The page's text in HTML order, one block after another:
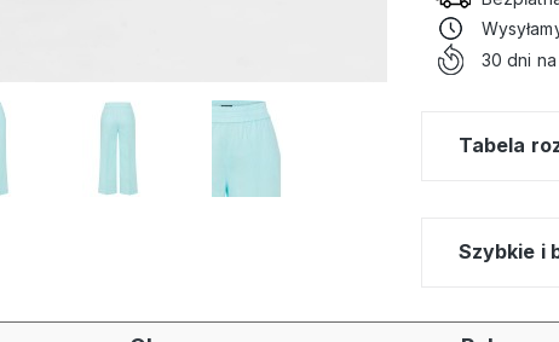
30 dni
Tabela
Szybkie i